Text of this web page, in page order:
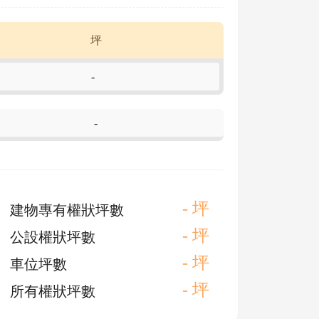
坪
-
-
建物專有權狀坪數 - 坪
公設權狀坪數 - 坪
車位坪數 - 坪
所有權狀坪數 - 坪